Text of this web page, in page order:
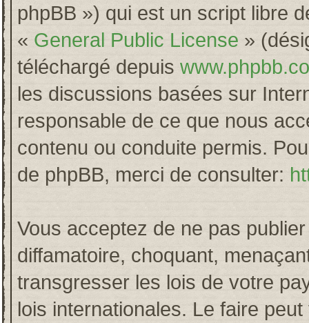
phpBB ») qui est un script libre
« General Public License »
téléchargé depuis
les discussions basées sur
responsable de ce que nous
contenu ou conduite permis.
de phpBB, merci de consulter:
Vous acceptez de ne pas
diffamatoire, choquant,
transgresser les lois de votre
lois internationales. Le faire